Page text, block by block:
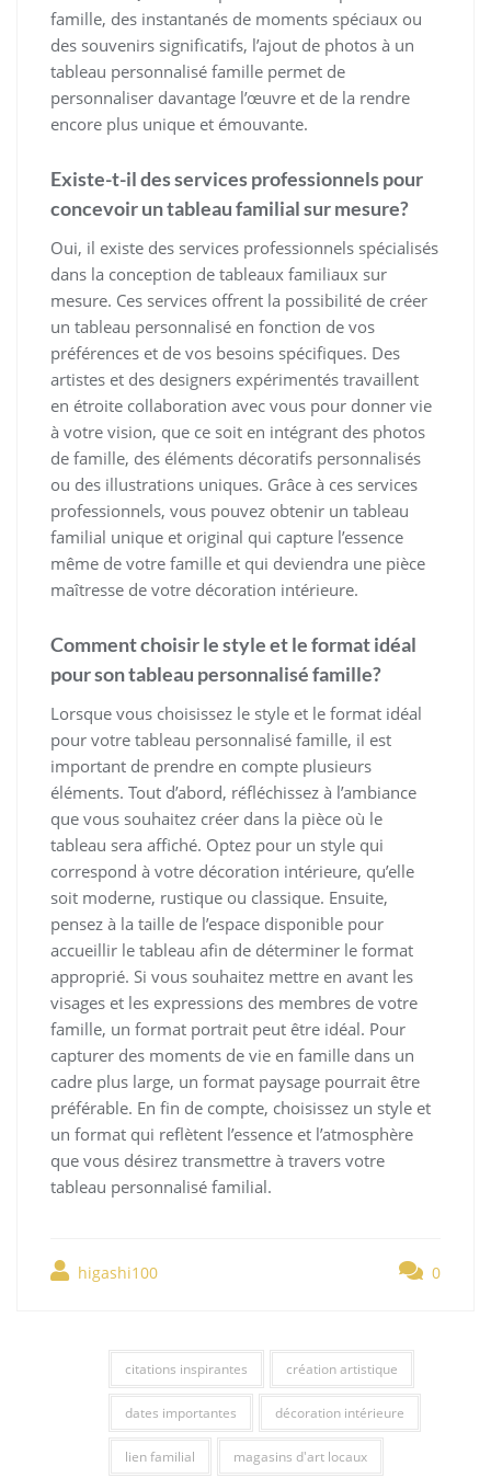
famille, des instantanés de moments spéciaux ou
des souvenirs significatifs, l’ajout de photos à un
tableau personnalisé famille permet de
personnaliser davantage l’œuvre et de la rendre
encore plus unique et émouvante.
Existe-t-il des services professionnels pour
concevoir un tableau familial sur mesure?
Oui, il existe des services professionnels spécialisés
dans la conception de tableaux familiaux sur
mesure. Ces services offrent la possibilité de créer
un tableau personnalisé en fonction de vos
préférences et de vos besoins spécifiques. Des
artistes et des designers expérimentés travaillent
en étroite collaboration avec vous pour donner vie
à votre vision, que ce soit en intégrant des photos
de famille, des éléments décoratifs personnalisés
ou des illustrations uniques. Grâce à ces services
professionnels, vous pouvez obtenir un tableau
familial unique et original qui capture l’essence
même de votre famille et qui deviendra une pièce
maîtresse de votre décoration intérieure.
Comment choisir le style et le format idéal
pour son tableau personnalisé famille?
Lorsque vous choisissez le style et le format idéal
pour votre tableau personnalisé famille, il est
important de prendre en compte plusieurs
éléments. Tout d’abord, réfléchissez à l’ambiance
que vous souhaitez créer dans la pièce où le
tableau sera affiché. Optez pour un style qui
correspond à votre décoration intérieure, qu’elle
soit moderne, rustique ou classique. Ensuite,
pensez à la taille de l’espace disponible pour
accueillir le tableau afin de déterminer le format
approprié. Si vous souhaitez mettre en avant les
visages et les expressions des membres de votre
famille, un format portrait peut être idéal. Pour
capturer des moments de vie en famille dans un
cadre plus large, un format paysage pourrait être
préférable. En fin de compte, choisissez un style et
un format qui reflètent l’essence et l’atmosphère
que vous désirez transmettre à travers votre
tableau personnalisé familial.
higashi100 0
citations inspirantes création artistique
dates importantes décoration intérieure
lien familial magasins d'art locaux